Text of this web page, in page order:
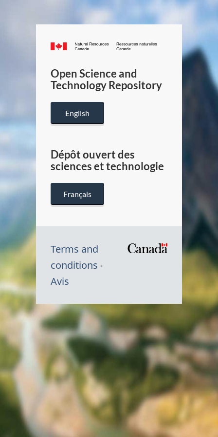
Canada.ca
/
Canada
Open Science and
Technology Repository
English
Dépôt ouvert des
sciences et technologie
Français
Terms and
conditions
Avis
Canada